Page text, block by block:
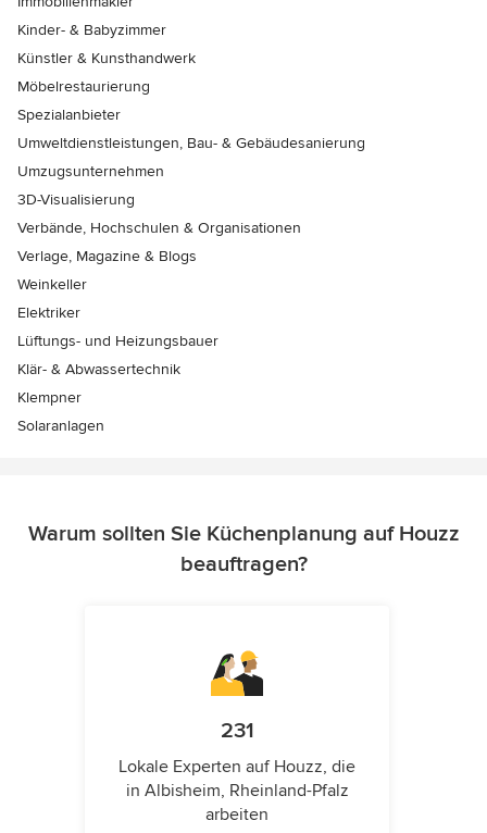
Kinder- & Babyzimmer
Künstler & Kunsthandwerk
Möbelrestaurierung
Spezialanbieter
Umweltdienstleistungen, Bau- & Gebäudesanierung
Umzugsunternehmen
3D-Visualisierung
Verbände, Hochschulen & Organisationen
Verlage, Magazine & Blogs
Weinkeller
Elektriker
Lüftungs- und Heizungsbauer
Klär- & Abwassertechnik
Klempner
Solaranlagen
Warum sollten Sie Küchenplanung auf Houzz
beauftragen?
231
Lokale Experten auf Houzz, die
in Albisheim, Rheinland-Pfalz
arbeiten